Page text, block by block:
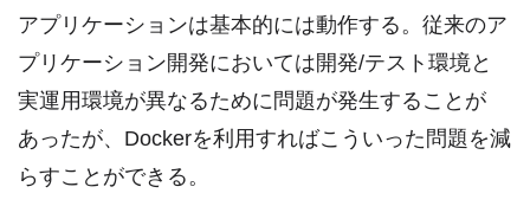
アプリケーションは基本的には動作する。従来のア
プリケーション開発においては開発/テスト環境と
実運用環境が異なるために問題が発生することが
あったが、Dockerを利用すればこういった問題を減
らすことができる。